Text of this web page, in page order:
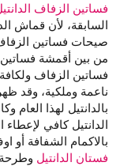
فساتين الزفاف
السابقة، لأن قماش
صيحات فساتين
من بين أقمشة
فساتين الزفاف
ناعمة وملكية، وقد
بالدانتيل لهذا العام
الدانتيل كافي لإعطاء
بالاكمام الشفافة
فستان الدانتيل